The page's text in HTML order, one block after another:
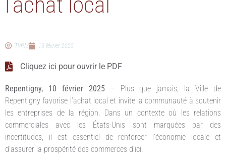
TVRM 13 février 2025
Cliquez ici pour ouvrir le PDF
Repentigny, 10 février 2025– Plus que jamais, la Ville de
Repentigny favorise l’achat local et invite la communauté à soutenir
les entreprises de la région. Dans un contexte où les relations
commerciales avec les États-Unis sont marquées par des
incertitudes, il est essentiel de renforcer l’économie locale et
d’assurer la prospérité des commerces d’ici.